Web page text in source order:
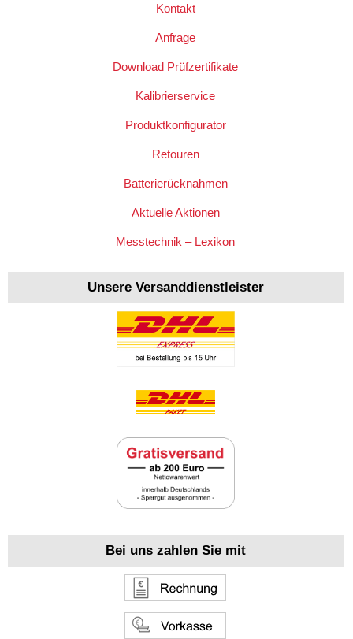
Kontakt
Anfrage
Download Prüfzertifikate
Kalibrierservice
Produktkonfigurator
Retouren
Batterierücknahmen
Aktuelle Aktionen
Messtechnik – Lexikon
Unsere Versanddienstleister
Bei uns zahlen Sie mit